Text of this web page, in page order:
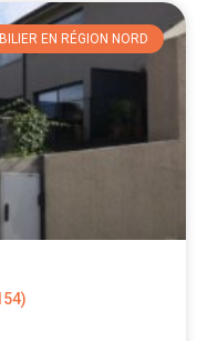
EN RÉGION NORD